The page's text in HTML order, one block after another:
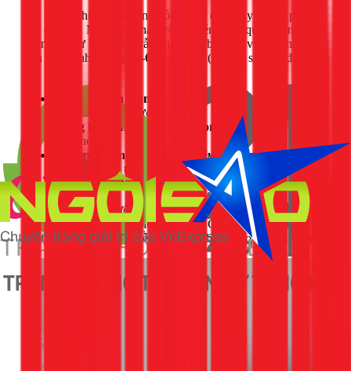
Với kinh nghiệm của mình, tôi khẳng định đây là giải pháp
triệt để nhất. Mọi biện pháp trên sẽ kém hiệu quả nếu nguồn
không khí từ máy lạnh vẫn chứa đầy bụi bẩn và nấm mốc. Vệ
sinh máy lạnh định kỳ
3-6 tháng/lần
(tùy tần suất sử dụng)
Loại bỏ hoàn toàn
nấm mốc, vi khuẩn, bụi bẩn bám
trên dàn lạnh và lưới lọc.
Mang lại luồng không khí trong lành,
an toàn cho
sức khỏe.
Giúp máy lạnh hoạt động hiệu quả hơn,làm lạnh
nhanh hơn và tiết kiệm điện.
Kéo dài tuổi thọcủa thiết bị.
Tại 1Fix.vn, chúng tôi cung cấp dịch vụ vệ sinh máy lạnh
chuyên nghiệp, nhanh chóng tại TPHCM. Đừng để chiếc
máy lạnh trở thành nguyên nhân gây bệnh cho gia đình bạn.